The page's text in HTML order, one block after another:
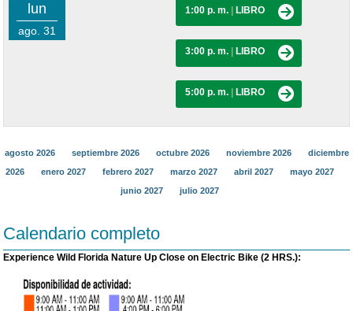
lun
ago. 31
1:00 p. m. LIBRO
3:00 p. m. LIBRO
5:00 p. m. LIBRO
agosto 2026 septiembre 2026 octubre 2026 noviembre 2026
diciembre
2026
enero 2027 febrero 2027 marzo 2027 abril 2027
mayo 2027
junio 2027
julio 2027
Calendario completo
Experience Wild Florida Nature Up Close on Electric Bike (2 HRS.):